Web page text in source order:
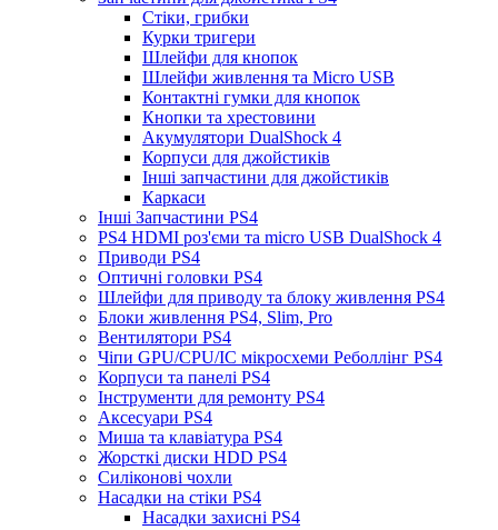
Стіки, грибки
Курки тригери
Шлейфи для кнопок
Шлейфи живлення та Micro USB
Контактні гумки для кнопок
Кнопки та хрестовини
Акумулятори DualShock 4
Корпуси для джойстиків
Інші запчастини для джойстиків
Каркаси
Інші Запчастини PS4
PS4 HDMI роз'єми та micro USB DualShock 4
Приводи PS4
Оптичні головки PS4
Шлейфи для приводу та блоку живлення PS4
Блоки живлення PS4, Slim, Pro
Вентилятори PS4
Чіпи GPU/CPU/IC мікросхеми Реболлінг PS4
Корпуси та панелі PS4
Інструменти для ремонту PS4
Аксесуари PS4
Миша та клавіатура PS4
Жорсткі диски HDD PS4
Силіконові чохли
Насадки на стіки PS4
Насадки захисні PS4